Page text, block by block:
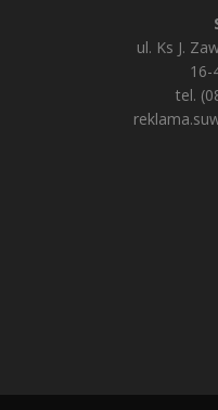
ul. Ks J.
16-
tel.